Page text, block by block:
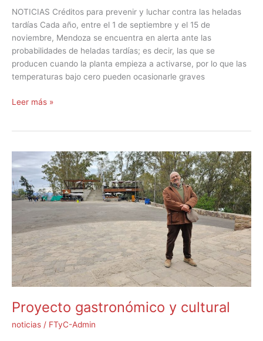
NOTICIAS Créditos para prevenir y luchar contra las heladas
tardías Cada año, entre el 1 de septiembre y el 15 de
noviembre, Mendoza se encuentra en alerta ante las
probabilidades de heladas tardías; es decir, las que se
producen cuando la planta empieza a activarse, por lo que las
temperaturas bajo cero pueden ocasionarle graves
Leer más »
Proyecto gastronómico y cultural
noticias / FTyC-Admin
gastronómico
y
cultural